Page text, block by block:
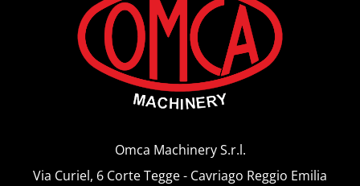
Omca Machinery S.r.l.
Via Curiel, 6 Corte Tegge - Cavriago Reggio Emilia